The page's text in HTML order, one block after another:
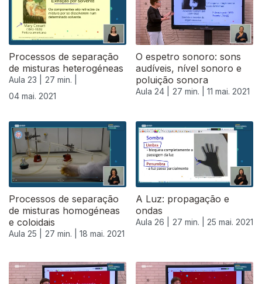
Processos de separação
de misturas heterogéneas
Aula 23 |
27 min. |
04 mai. 2021
O espetro sonoro: sons
audíveis, nível sonoro e
poluição sonora
Aula 24 | 27 min. | 11 mai. 2021
Processos de separação
de misturas homogéneas
e coloidais
Aula 25 | 27 min. | 18 mai. 2021
A Luz: propagação e
ondas
Aula 26 | 27 min. | 25 mai. 2021